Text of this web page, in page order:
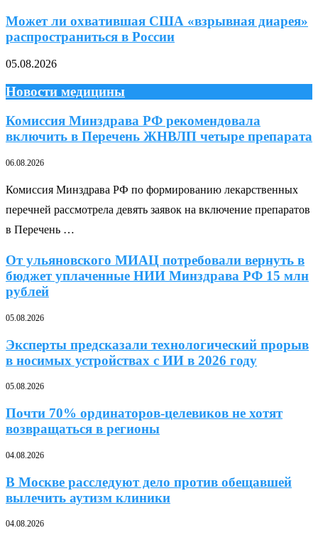
Может ли охватившая США «взрывная диарея»
распространиться в России
05.08.2026
Новости медицины
Комиссия Минздрава РФ рекомендовала
включить в Перечень ЖНВЛП четыре препарата
06.08.2026
Комиссия Минздрава РФ по формированию лекарственных
перечней рассмотрела девять заявок на включение препаратов
в Перечень …
От ульяновского МИАЦ потребовали вернуть в
бюджет уплаченные НИИ Минздрава РФ 15 млн
рублей
05.08.2026
Эксперты предсказали технологический прорыв
в носимых устройствах с ИИ в 2026 году
05.08.2026
Почти 70% ординаторов-целевиков не хотят
возвращаться в регионы
04.08.2026
В Москве расследуют дело против обещавшей
вылечить аутизм клиники
04.08.2026